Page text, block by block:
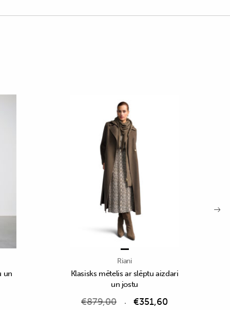
un
Riani
Klasisks mētelis ar slēptu aizdari
un jostu
€879,00 €351,60